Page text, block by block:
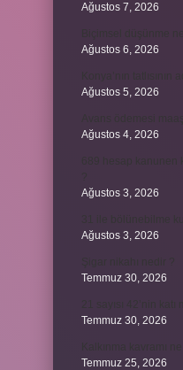
Ağustos 7, 2026
Ağustos 6, 2026
Ağustos 5, 2026
Ağustos 4, 2026
Ağustos 3, 2026
Ağustos 3, 2026
Temmuz 30, 2026
Temmuz 30, 2026
Temmuz 25, 2026